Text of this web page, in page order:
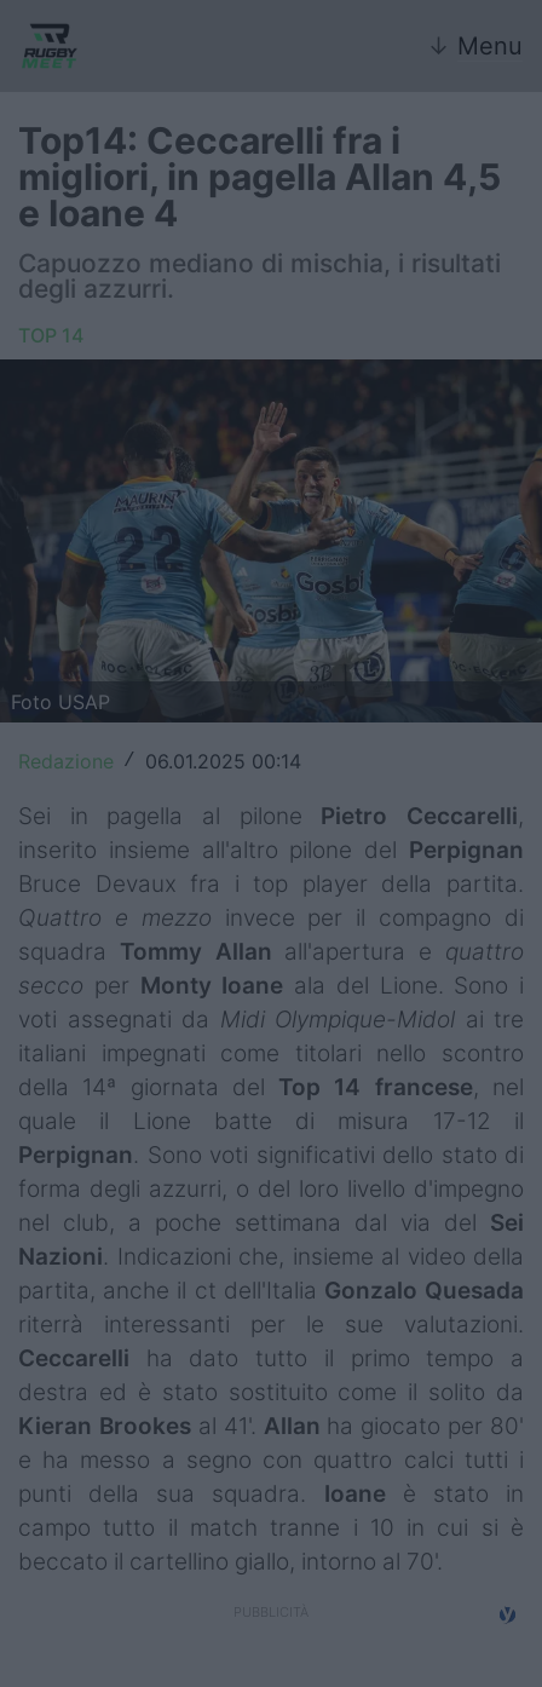
↓ Menu
Nazionale
Nazionali giovanili
Rugby Sevens
FIR
6 Nazioni
United Rugby Championship
Top14
Premiership
Champions Cup
Rugby World Cup
Super Rugby
Rugby in TV
Mercato
Serie A Elite
Campionati
Serie A
Serie B
Serie C
Femminile
Giovanili
Coppa Italia
Minirugby
Eventi
Top14: Ceccarelli fra i
migliori, in pagella Allan 4,5
e Ioane 4
Capuozzo mediano di mischia, i risultati
degli azzurri.
TOP 14
Foto USAP
Redazione / 06.01.2025 00:14
Sei in pagella al pilone Pietro Ceccarelli,
inserito insieme all'altro pilone del Perpignan
Bruce Devaux fra i top player della partita.
Quattro e mezzo invece per il compagno di
squadra Tommy Allan all'apertura e quattro
secco per Monty Ioane ala del Lione. Sono i
voti assegnati da Midi Olympique-Midol ai tre
italiani impegnati come titolari nello scontro
della 14ª giornata del Top 14 francese, nel
quale il Lione batte di misura 17-12 il
Perpignan. Sono voti significativi dello stato di
forma degli azzurri, o del loro livello d'impegno
nel club, a poche settimana dal via del Sei
Nazioni. Indicazioni che, insieme al video della
partita, anche il ct dell'Italia Gonzalo Quesada
riterrà interessanti per le sue valutazioni.
Ceccarelli ha dato tutto il primo tempo a
destra ed è stato sostituito come il solito da
Kieran Brookesal 41'. Allan ha giocato per 80'
e ha messo a segno con quattro calci tutti i
punti della sua squadra. Ioane è stato in
campo tutto il match tranne i 10 in cui si è
beccato il cartellino giallo, intorno al 70'.